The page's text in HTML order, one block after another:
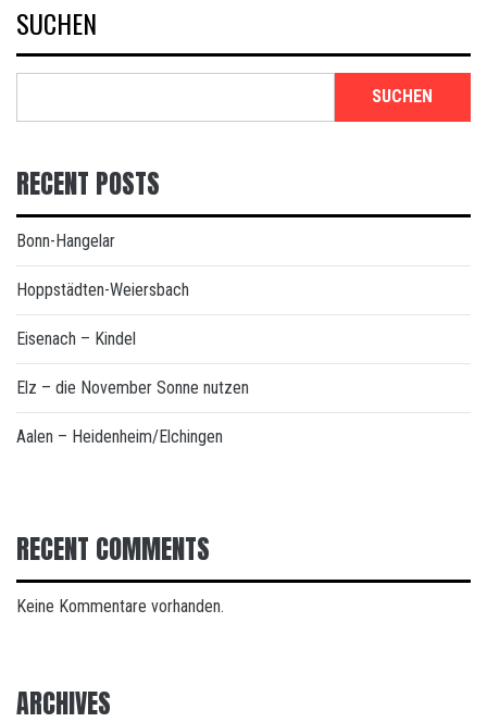
SUCHEN
SUCHEN
RECENT POSTS
Bonn-Hangelar
Hoppstädten-Weiersbach
Eisenach – Kindel
Elz – die November Sonne nutzen
Aalen – Heidenheim/Elchingen
RECENT COMMENTS
Keine Kommentare vorhanden.
ARCHIVES